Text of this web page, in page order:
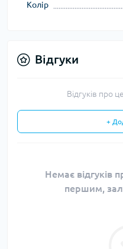
Колір
Відгуки
Відгуків про
+
Немає відгуків
першим,